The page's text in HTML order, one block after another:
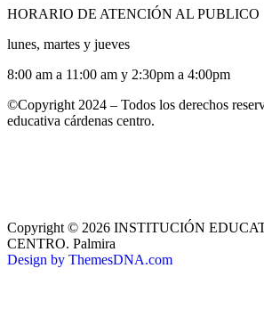
HORARIO DE ATENCIÓN AL PUBLICO
lunes, martes y jueves
8:00 am a 11:00 am y 2:30pm a 4:00pm
©Copyright 2024 – Todos los derechos
educativa cárdenas centro.
Copyright © 2026 INSTITUCIÓN
CENTRO. Palmira
Design by ThemesDNA.com